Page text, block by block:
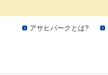
アサヒパークとは?